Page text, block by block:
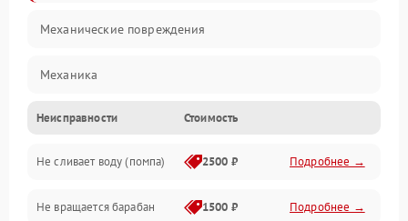
Механические повреждения
Механика
Электропитание
Водоснабжение
Слив
Неисправности Стоимость
Не сливает воду (помпа) 2500 ₽ Подробнее →
Не вращается барабан 1500 ₽ Подробнее →